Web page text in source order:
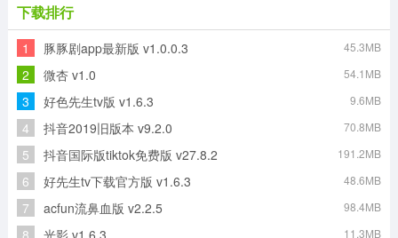
ai荔枝官方最新版 黑豹影视免费版
有声听书吧手机最新版 辉煌影视正版
下载排行
1 豚豚剧app最新版 v1.0.0.3 45.3MB
2 微杏 v1.0 54.1MB
3 好色先生tv版 v1.6.3 9.6MB
4 抖音2019旧版本 v9.2.0 70.8MB
5 抖音国际版tiktok免费版 v27.8.2 191.2MB
6 好先生tv下载官方版 v1.6.3 48.6MB
7 acfun流鼻血版 v2.2.5 98.4MB
8 光影 v1.6.3 11.3MB